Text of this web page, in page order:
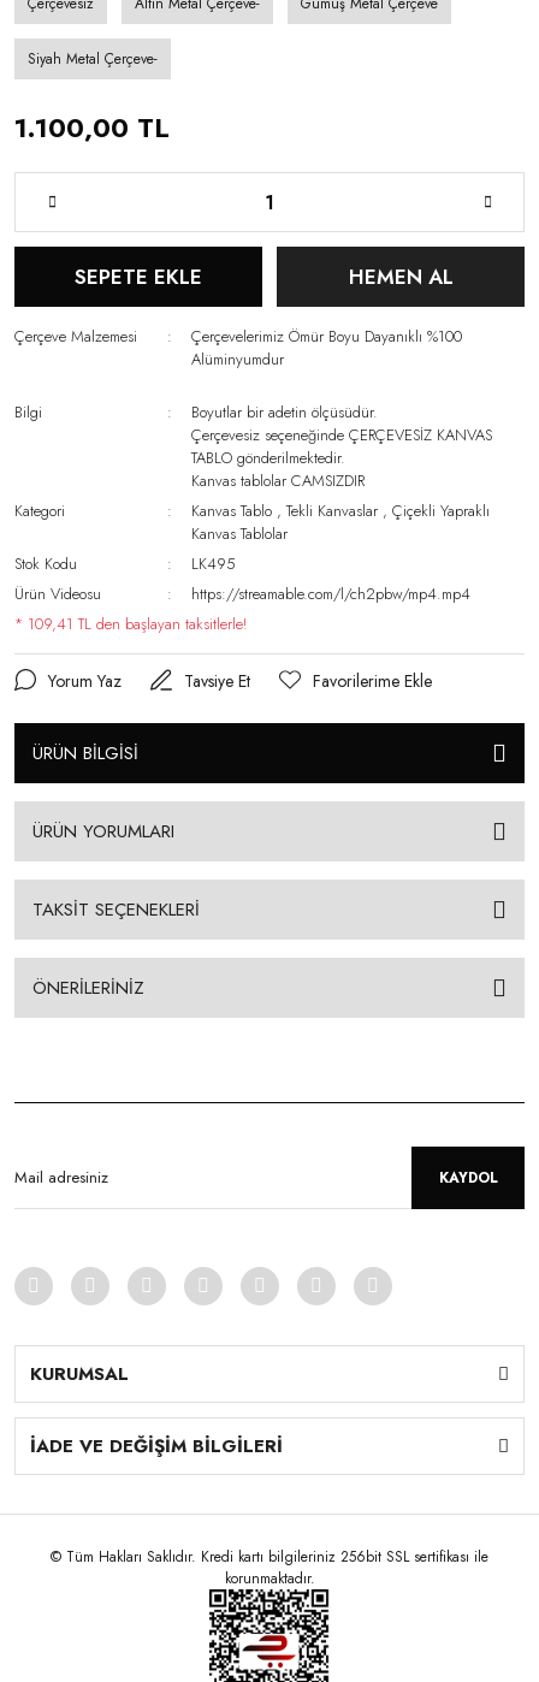
Siyah Metal Çerçeve-
1.100,00 TL
SEPETE EKLE HEMEN AL
Çerçeve Malzemesi
Çerçevelerimiz Ömür Boyu Dayanıklı %100
Alüminyumdur
Bilgi
Boyutlar bir adetin ölçüsüdür.
Çerçevesiz seçeneğinde ÇERÇEVESİZ KANVAS
TABLO gönderilmektedir.
Kanvas tablolar CAMSIZDIR
Kategori
Kanvas Tablo ,Tekli Kanvaslar ,Çiçekli Yapraklı
Kanvas Tablolar
Stok Kodu
LK495
Ürün Videosu
https://streamable.com/l/ch2pbw/mp4.mp4
* 109,41 TL den başlayan taksitlerle!
Yorum Yaz Tavsiye Et
ÜRÜN BİLGİSİ
ÜRÜN YORUMLARI
TAKSİT SEÇENEKLERİ
ÖNERİLERİNİZ
KAYDOL
KURUMSAL
İADE VE DEĞİŞİM BİLGİLERİ
© Tüm Hakları Saklıdır. Kredi kartı bilgileriniz 256bit SSL sertifikası ile
korunmaktadır.